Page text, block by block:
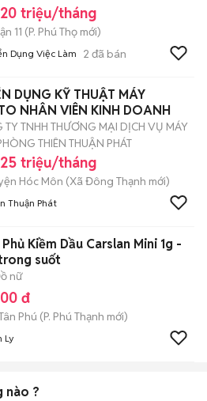
triệu/tháng
11 (P. Phú Thọ mới)
Dụng Việc Làm 2 đã bán
DỤNG KỸ THUẬT MÁY
NHÂN VIÊN KINH DOANH
TY TNHH THƯƠNG MẠI DỊCH VỤ MÁY
THIÊN THUẬN PHÁT
triệu/tháng
Hóc Môn (Xã Đông Thạnh mới)
Thuận Phát
Kiềm Dầu Carslan Mini 1g -
suốt
nữ
đ
Phú (P. Phú Thạnh mới)
Ly
nào ?